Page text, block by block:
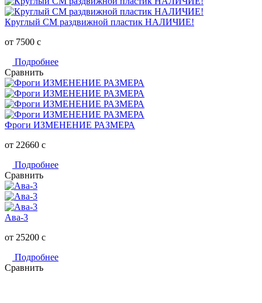
Круглый СМ раздвижной пластик НАЛИЧИЕ!
от 7500 c
Подробнее
Сравнить
Фроги ИЗМЕНЕНИЕ РАЗМЕРА
от 22660 c
Подробнее
Сравнить
Ава-3
от 25200 c
Подробнее
Сравнить